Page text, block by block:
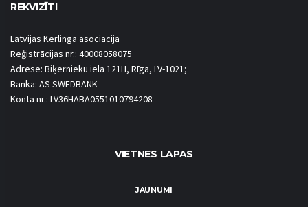
REKVIZĪTI
Latvijas Kērlinga asociācija
Reģistrācijas nr.: 40008058075
Adrese: Biķernieku iela 121H, Rīga, LV-1021;
Banka: AS SWEDBANK
Konta nr.: LV36HABA0551010794208
VIETNES LAPAS
JAUNUMI